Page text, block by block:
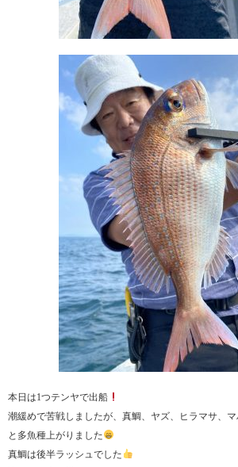
本日は1つテンヤで出船
潮緩めで苦戦しましたが、真鯛、ヤズ、ヒラマサ、
と多魚種上がりました
真鯛は後半ラッシュでした